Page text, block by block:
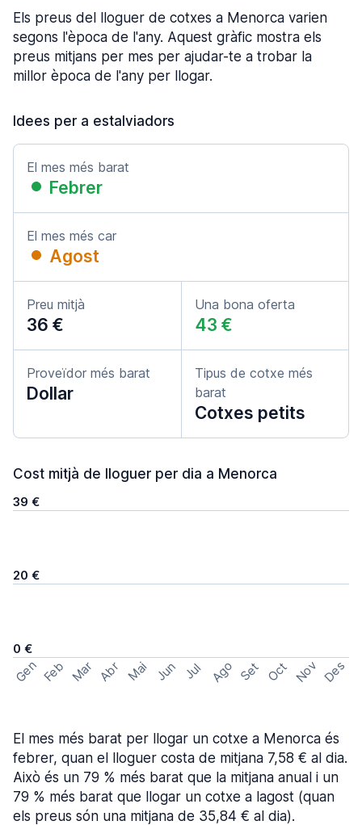
Els preus del lloguer de cotxes a Menorca varien
segons l'època de l'any. Aquest gràfic mostra els
preus mitjans per mes per ajudar-te a trobar la
millor època de l'any per llogar.
Idees per a estalviadors
El mes més barat
Febrer
El mes més car
Agost
Preu mitjà
36 €
Una bona oferta
43 €
Proveïdor més barat
Dollar
Tipus de cotxe més
barat
Cotxes petits
Cost mitjà de lloguer per dia a Menorca
39 €
20 €
0 €
Gen Feb Mar Abr Mai Jun Jul Ago Set Oct Nov Des
El mes més barat per llogar un cotxe a Menorca és
febrer, quan el lloguer costa de mitjana 7,58 € al dia.
Això és un 79 % més barat que la mitjana anual i un
79 % més barat que llogar un cotxe a lagost (quan
els preus són una mitjana de 35,84 € al dia).